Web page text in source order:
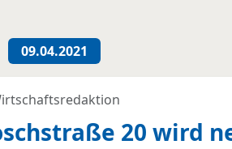
09.04.2021
20 wird